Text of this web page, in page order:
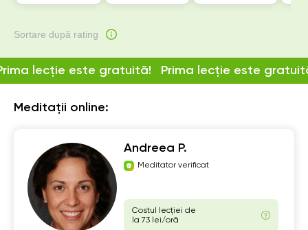
Meditații online:
Andreea P.
Meditator verificat
Costul lecției de
la 73 lei/oră
lecție este gratuită! Prima lecție este
Sortare după rating